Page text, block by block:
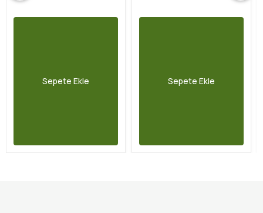
Sepete Ekle Sepete Ekle